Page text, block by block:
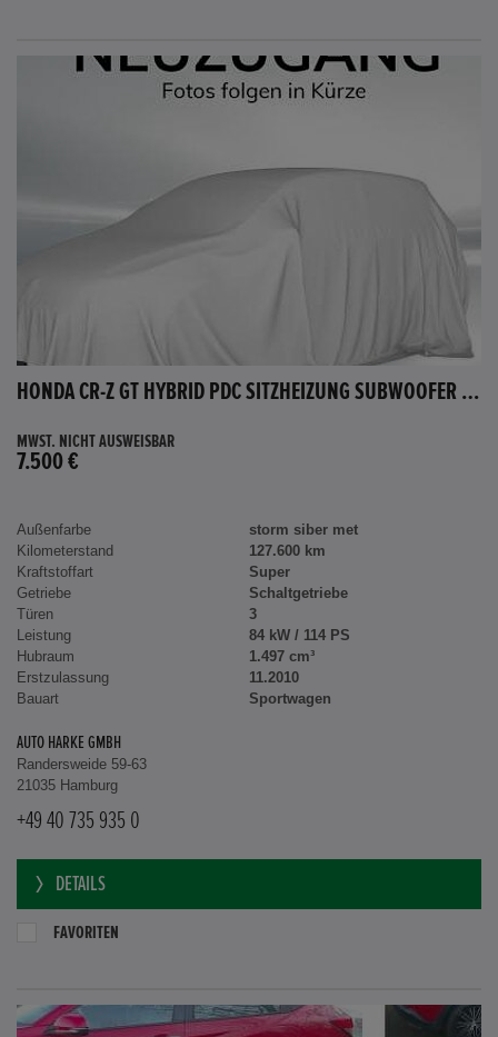
HONDA CR-Z GT HYBRID PDC SITZHEIZUNG SUBWOOFER BLUETOOTH
MWST. NICHT AUSWEISBAR
7.500 €
Außenfarbe
storm siber met
Kilometerstand
127.600 km
Kraftstoffart
Super
Getriebe
Schaltgetriebe
Türen
3
Leistung
84 kW / 114 PS
Hubraum
1.497 cm³
Erstzulassung
11.2010
Bauart
Sportwagen
AUTO HARKE GMBH
Randersweide 59-63
21035 Hamburg
+49 40 735 935 0
DETAILS
FAVORITEN